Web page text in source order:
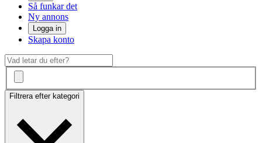
Så funkar det
Ny annons
Logga in
Skapa konto
Filtrera efter kategori